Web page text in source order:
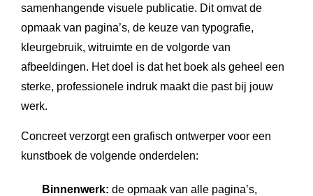
samenhangende visuele publicatie. Dit omvat de
opmaak van pagina’s, de keuze van typografie,
kleurgebruik, witruimte en de volgorde van
afbeeldingen. Het doel is dat het boek als geheel een
sterke, professionele indruk maakt die past bij jouw
werk.
Concreet verzorgt een grafisch ontwerper voor een
kunstboek de volgende onderdelen:
Binnenwerk: de opmaak van alle pagina’s,